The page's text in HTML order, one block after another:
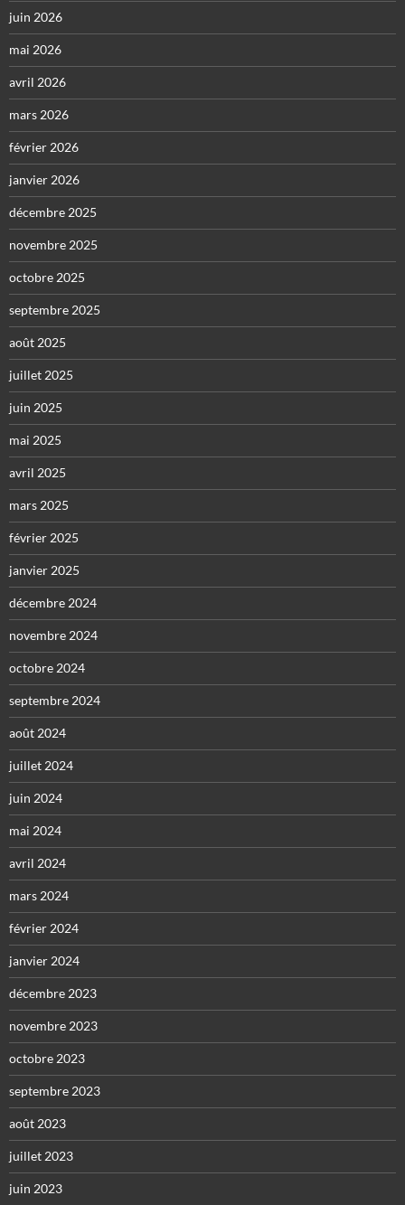
juin 2026
mai 2026
avril 2026
mars 2026
février 2026
janvier 2026
décembre 2025
novembre 2025
octobre 2025
septembre 2025
août 2025
juillet 2025
juin 2025
mai 2025
avril 2025
mars 2025
février 2025
janvier 2025
décembre 2024
novembre 2024
octobre 2024
septembre 2024
août 2024
juillet 2024
juin 2024
mai 2024
avril 2024
mars 2024
février 2024
janvier 2024
décembre 2023
novembre 2023
octobre 2023
septembre 2023
août 2023
juillet 2023
juin 2023